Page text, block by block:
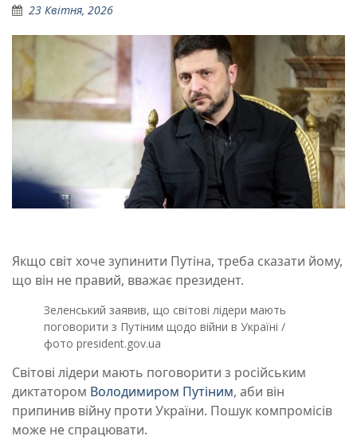
23 Квітня, 2026
Якщо світ хоче зупинити Путіна, треба сказати йому,
що він не правий, вважає президент.
Зеленський заявив, що світові лідери мають
поговорити з Путіним щодо війни в Україні /
фото president.gov.ua
Світові лідери мають поговорити з російським
диктатором Володимиром Путіним, аби він
припинив війну проти України. Пошук компромісів
може не спрацювати.